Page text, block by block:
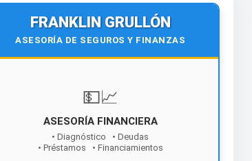
FRANKLIN GRULLÓN
ASESORÍA DE SEGUROS Y FINANZAS
💵📈
ASESORÍA FINANCIERA
• Diagnóstico • Deudas
• Préstamos • Financiamientos
¡Contáctanos hoy!